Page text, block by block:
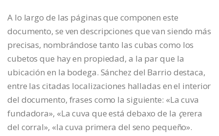
A lo largo de las páginas que componen este
documento, se ven descripciones que van siendo más
precisas, nombrándose tanto las cubas como los
cubetos que hay en propiedad, a la par que la
ubicación en la bodega. Sánchez del Barrio destaca,
entre las citadas localizaciones halladas en el interior
del documento, frases como la siguiente: «La cuva
fundadora», «La cuva que está debaxo de la çerera
del corral», «la cuva primera del seno pequeño».